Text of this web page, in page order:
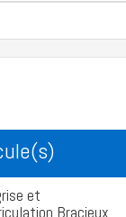
et
Bracieux